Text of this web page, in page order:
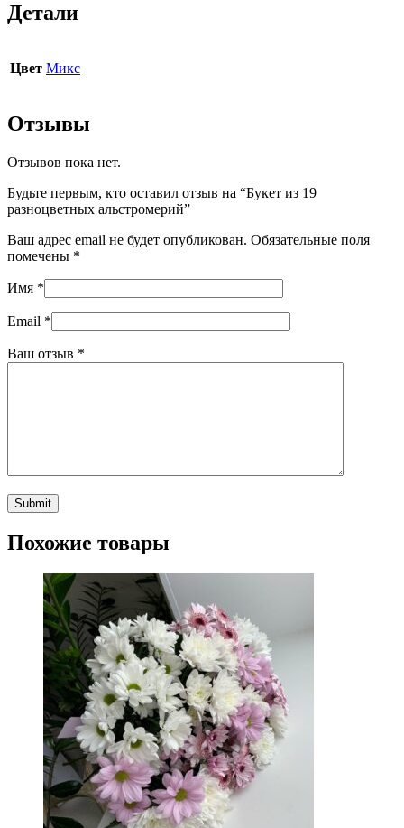
Детали
Цвет Микс
Отзывы
Отзывов пока нет.
Будьте первым, кто оставил отзыв на “Букет из 19
разноцветных альстромерий”
Ваш адрес email не будет опубликован. Обязательные поля
помечены *
Имя *
Email *
Ваш отзыв *
Похожие товары